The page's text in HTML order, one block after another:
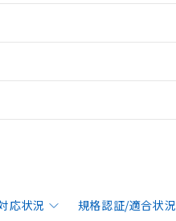
応状況 規格認証/適合状況